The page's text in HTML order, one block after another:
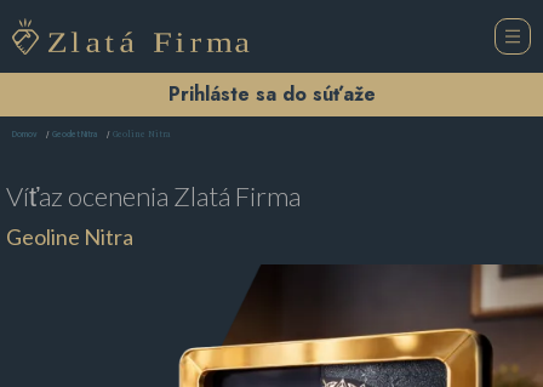
Prihláste sa do súťaže
Domov Geodet Nitra Geoline Nitra
Víťaz ocenenia Zlatá Firma
Geoline Nitra